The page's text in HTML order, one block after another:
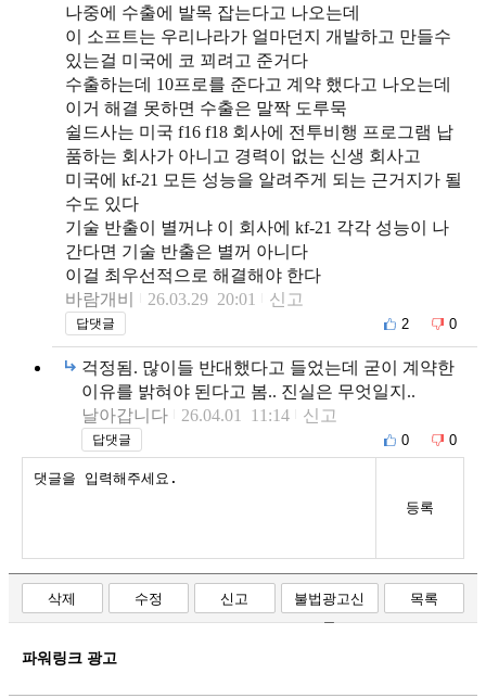
나중에 수출에 발목 잡는다고 나오는데
이 소프트는 우리나라가 얼마던지 개발하고 만들수
있는걸 미국에 코 꾀려고 준거다
수출하는데 10프로를 준다고 계약 했다고 나오는데
이거 해결 못하면 수출은 말짝 도루묵
쉴드사는 미국 f16 f18 회사에 전투비행 프로그램 납
품하는 회사가 아니고 경력이 없는 신생 회사고
미국에 kf-21 모든 성능을 알려주게 되는 근거지가 될
수도 있다
기술 반출이 별꺼냐 이 회사에 kf-21 각각 성능이 나
간다면 기술 반출은 별꺼 아니다
이걸 최우선적으로 해결해야 한다
바람개비
26.03.29 20:01 신고
답댓글 2 0
걱정됨. 많이들 반대했다고 들었는데 굳이 계약한
이유를 밝혀야 된다고 봄.. 진실은 무엇일지..
날아갑니다
26.04.01 11:14 신고
답댓글 0 0
등록
삭제 수정 신고
불법광고신
고
목록
파워링크 광고